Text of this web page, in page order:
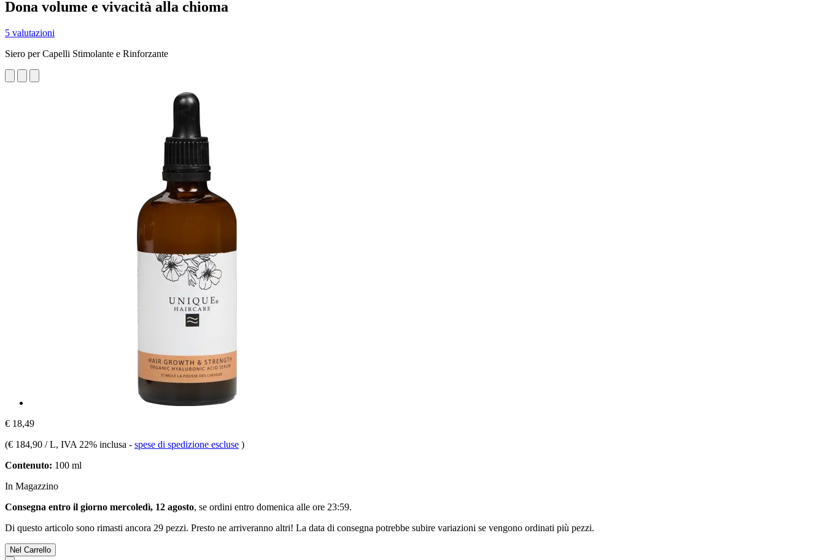
Dona volume e vivacità alla chioma
5 valutazioni
Siero per Capelli Stimolante e Rinforzante
€ 18,49
(€ 184,90 / L, IVA 22% inclusa - spese di spedizione escluse )
Contenuto: 100 ml
In Magazzino
Consegna entro il giorno mercoledì, 12 agosto, se ordini entro domenica alle ore 23:59.
Di questo articolo sono rimasti ancora 29 pezzi. Presto ne arriveranno altri! La data di consegna potrebbe subire variazioni se vengono ordinati più pezzi.
Nel Carrello